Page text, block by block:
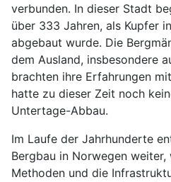
verbunden. In dieser Stadt
über 333 Jahren, als Kupfer
abgebaut wurde. Die
dem Ausland, insbesondere
brachten ihre Erfahrungen
hatte zu dieser Zeit noch
Untertage-Abbau.
Im Laufe der Jahrhunderte
Bergbau in Norwegen
Methoden und die